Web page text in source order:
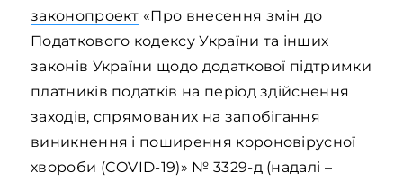
законопроект «Про внесення змін до
Податкового кодексу України та інших
законів України щодо додаткової підтримки
платників податків на період здійснення
заходів, спрямованих на запобігання
виникнення і поширення короновірусної
хвороби (COVID-19)» № 3329-д (надалі –